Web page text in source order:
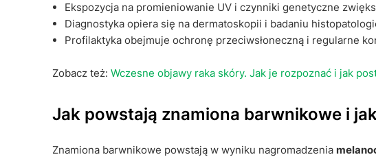
Ekspozycja na promieniowanie UV i czynniki genetyczne
Diagnostyka opiera się na dermatoskopii i badaniu
Profilaktyka obejmuje ochronę przeciwsłoneczną i regularne
Zobacz też: Wczesne objawy raka skóry. Jak je rozpoznać i jak
Jak powstają znamiona barwnikowe i
Znamiona barwnikowe powstają w wyniku nagromadzenia